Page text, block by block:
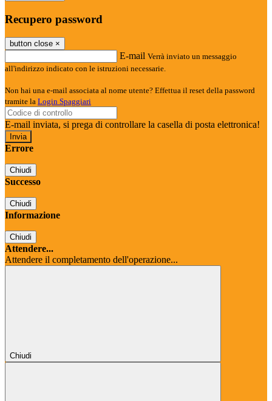
Recupero password
button close ×
E-mail Verrà inviato un messaggio
all'indirizzo indicato con le istruzioni necessarie.
Non hai una e-mail associata al nome utente? Effettua il reset della password
tramite la Login Spaggiari
E-mail inviata, si prega di controllare la casella di posta elettronica!
Errore
Chiudi
Successo
Chiudi
Informazione
Chiudi
Attendere...
Attendere il completamento dell'operazione...
Chiudi